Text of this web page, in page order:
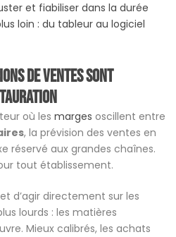
et fiabiliser dans la durée
loin : du tableur au logiciel
de ventes sont
où les marges oscillent entre
, la prévision des ventes en
réservé aux grandes chaînes.
tout établissement.
d’agir directement sur les
lourds : les matières
Mieux calibrés, les achats